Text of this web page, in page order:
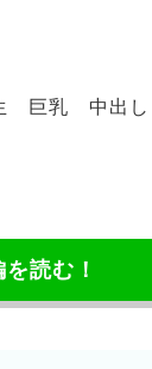
巨乳 中出
読む！